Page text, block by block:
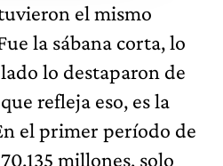
el mismo
la sábana corta, lo
lo destaparon de
refleja eso, es la
el primer período de
millones, solo